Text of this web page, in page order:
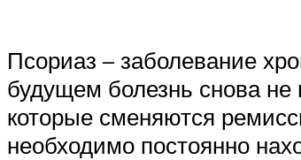
Псориаз – заболевание
будущем болезнь снова
которые сменяются
необходимо постоянно